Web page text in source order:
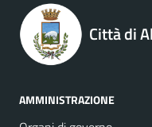
Città di
AMMINISTRAZIONE